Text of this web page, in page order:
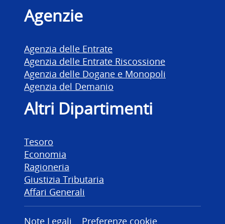
Agenzie
Agenzia delle Entrate
Agenzia delle Entrate Riscossione
Agenzia delle Dogane e Monopoli
Agenzia del Demanio
Altri Dipartimenti
Tesoro
Economia
Ragioneria
Giustizia Tributaria
Affari Generali
Note Legali Preferenze cookie